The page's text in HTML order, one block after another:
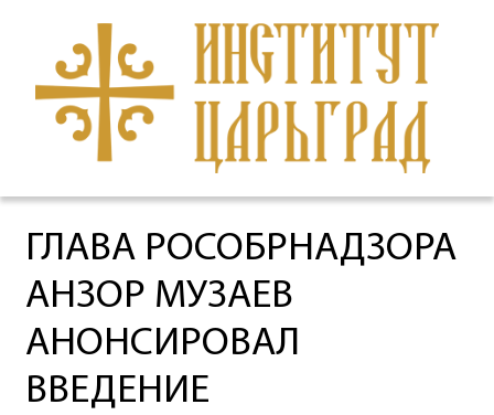
ГЛАВА РОСОБРНАДЗОРА
АНЗОР МУЗАЕВ
АНОНСИРОВАЛ
ВВЕДЕНИЕ